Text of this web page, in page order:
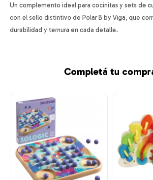
Un complemento ideal para cocinitas y sets de
con el sello distintivo de Polar B by Viga, que
durabilidad y ternura en cada detalle.
Completá tu